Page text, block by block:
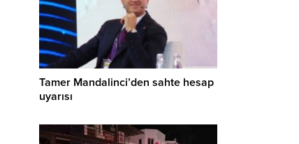
Tamer Mandalinci’den sahte hesap
uyarısı